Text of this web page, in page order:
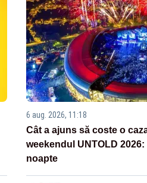
6 aug. 2026, 11:18
Cât a ajuns să coste o
weekendul UNTOLD
noapte